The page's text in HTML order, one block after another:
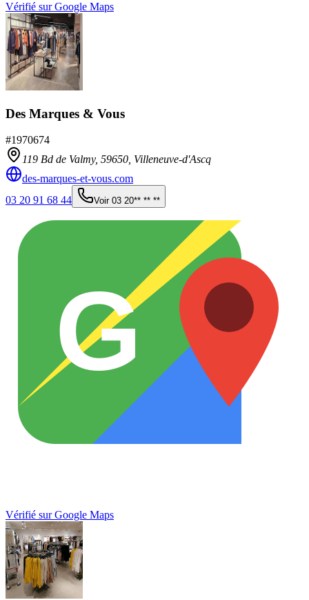
Vérifié sur Google Maps
Des Marques & Vous
#1970674
119 Bd de Valmy, 59650, Villeneuve-d'Ascq
des-marques-et-vous.com
03 20 91 68 44
Voir 03 20** ** **
G
Vérifié sur Google Maps